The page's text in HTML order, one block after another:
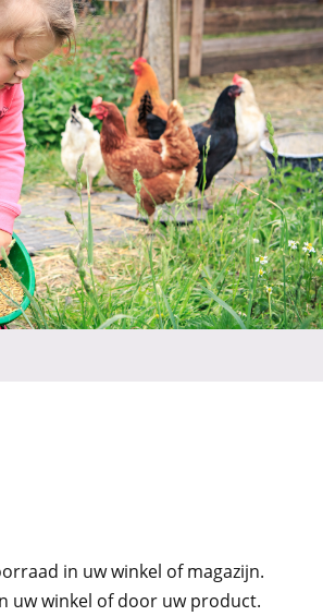
in uw winkel of magazijn.
uw winkel of door uw product.